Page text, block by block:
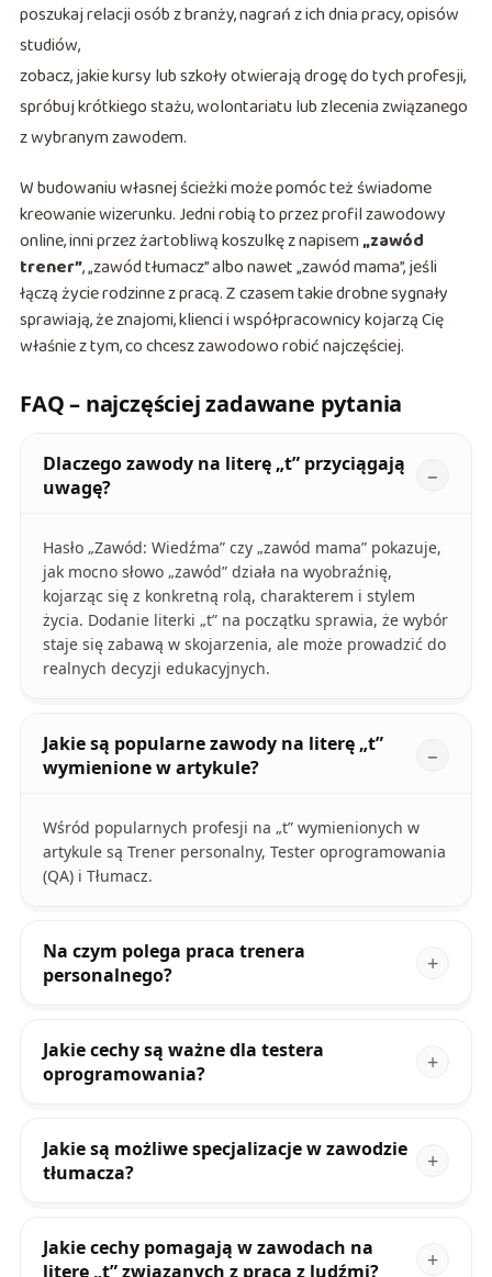
poszukaj relacji osób z branży, nagrań z ich dnia pracy, opisów
studiów,
zobacz, jakie kursy lub szkoły otwierają drogę do tych profesji,
spróbuj krótkiego stażu, wolontariatu lub zlecenia związanego
z wybranym zawodem.
W budowaniu własnej ścieżki może pomóc też świadome
kreowanie wizerunku. Jedni robią to przez profil zawodowy
online, inni przez żartobliwą koszulkę z napisem„zawód
trener”, „zawód tłumacz” albo nawet „zawód mama”, jeśli
łączą życie rodzinne z pracą. Z czasem takie drobne sygnały
sprawiają, że znajomi, klienci i współpracownicy kojarzą Cię
właśnie z tym, co chcesz zawodowo robić najczęściej.
FAQ – najczęściej zadawane pytania
Dlaczego zawody na literę „t” przyciągają
uwagę?
Hasło „Zawód: Wiedźma” czy „zawód mama” pokazuje,
jak mocno słowo „zawód” działa na wyobraźnię,
kojarząc się z konkretną rolą, charakterem i stylem
życia. Dodanie literki „t” na początku sprawia, że wybór
staje się zabawą w skojarzenia, ale może prowadzić do
realnych decyzji edukacyjnych.
Jakie są popularne zawody na literę „t”
wymienione w artykule?
Wśród popularnych profesji na „t” wymienionych w
artykule są Trener personalny, Tester oprogramowania
(QA) i Tłumacz.
Na czym polega praca trenera
personalnego?
Jakie cechy są ważne dla testera
oprogramowania?
Jakie są możliwe specjalizacje w zawodzie
tłumacza?
Jakie cechy pomagają w zawodach na
literę „t” związanych z pracą z ludźmi?